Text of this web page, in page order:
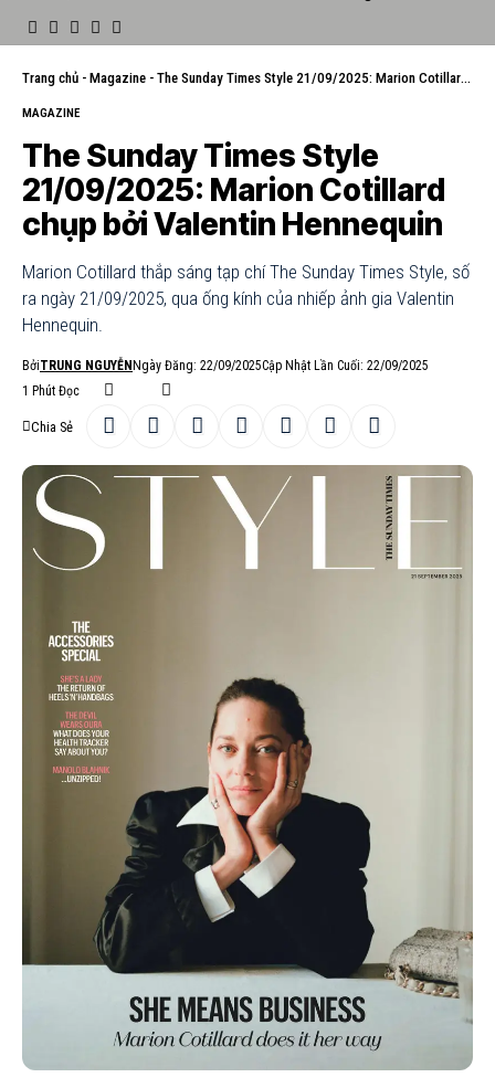
Trang chủ - Magazine - The Sunday Times Style 21/09/2025: Marion Cotillard chụp bởi Valentin Hennequin
MAGAZINE
The Sunday Times Style
21/09/2025: Marion Cotillard
chụp bởi Valentin Hennequin
Marion Cotillard thắp sáng tạp chí The Sunday Times Style, số
ra ngày 21/09/2025, qua ống kính của nhiếp ảnh gia Valentin
Hennequin.
BởiTRUNG NGUYỄN Ngày Đăng: 22/09/2025Cập Nhật Lần Cuối: 22/09/2025
1 Phút Đọc
Chia Sẻ